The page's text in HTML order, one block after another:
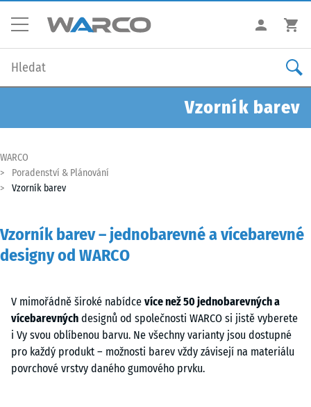
Vzorník barev
WARCO
Poradenství & Plánování
Vzorník barev
Vzorník barev – jednobarevné a vícebarevné
designy od WARCO
V mimořádně široké nabídce více než 50 jednobarevných a
vícebarevných designů od společnosti WARCO si jistě vyberete
i Vy svou oblíbenou barvu. Ne všechny varianty jsou dostupné
pro každý produkt – možnosti barev vždy závisejí na materiálu
povrchové vrstvy daného gumového prvku.